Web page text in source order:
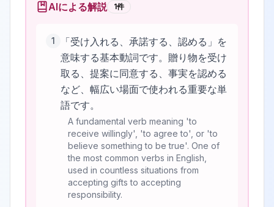
AIによる解説 1件
1
「受け入れる、承諾する、認める」を
意味する基本動詞です。贈り物を受け
取る、提案に同意する、事実を認める
など、幅広い場面で使われる重要な単
語です。
A fundamental verb meaning 'to
receive willingly', 'to agree to', or 'to
believe something to be true'. One of
the most common verbs in English,
used in countless situations from
accepting gifts to accepting
responsibility.